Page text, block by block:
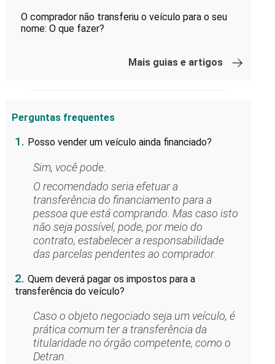
O comprador não transferiu o veículo para o seu
nome: O que fazer?
Mais guias e artigos
Perguntas frequentes
1. Posso vender um veículo ainda financiado?
Sim, você pode.
O recomendado seria efetuar a
transferência do financiamento para a
pessoa que está comprando. Mas caso isto
não seja possível, pode, por meio do
contrato, estabelecer a responsabilidade
das parcelas pendentes ao comprador.
2. Quem deverá pagar os impostos para a
transferência do veículo?
Caso o objeto negociado seja um veículo, é
prática comum ter a transferência da
titularidade no órgão competente, como o
Detran.